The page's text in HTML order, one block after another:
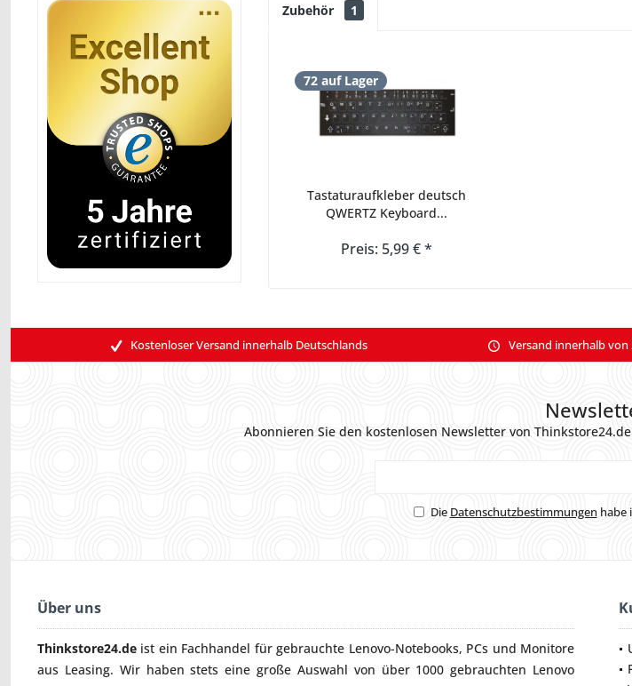
Zubehör 1
72 auf Lager
Tastaturaufkleber deutsch
QWERTZ Keyboard...
Preis: 5,99 € *
Kostenloser Versand innerhalb Deutschlands Versand innerhalb von
Abonnieren Sie den kostenlosen Newsletter von
Die Datenschutzbestimmungen habe
Über uns
Thinkstore24.de ist ein Fachhandel für gebrauchte Lenovo-Notebooks, PCs und Monitore
aus Leasing. Wir haben stets eine große Auswahl von über 1000 gebrauchten Lenovo